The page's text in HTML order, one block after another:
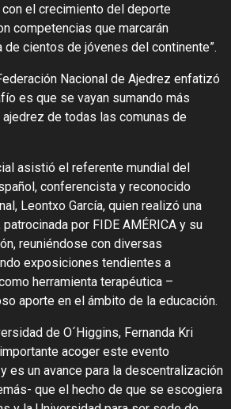
el crecimiento del deporte
competencias que marcarán
cientos de jóvenes del continente”.
Nacional de Ajedrez enfatizó
es que se vayan sumando más
de todas las comunas de
asistió el referente mundial del
conferencista y reconocido
Leontxo García, quien realizó una
por FIDE AMÉRICA y su
reuniéndose con diversas
exposiciones tendientes a
herramienta terapéutica –
aporte en el ámbito de la educación.
de O´Higgins, Fernanda Kri
acoger este evento
es un avance para la descentralización
que el hecho de que se escogiera